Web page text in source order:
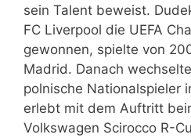
sein Talent beweist.
FC Liverpool die UEFA
gewonnen, spielte von
Madrid. Danach
polnische Nationalspieler
erlebt mit dem Auftritt
Volkswagen Scirocco R-